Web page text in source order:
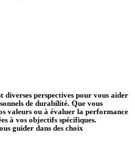
perspectives pour vous aider
de durabilité. Que vous
valeurs ou à évaluer la performance
à vos objectifs spécifiques.
guider dans des choix